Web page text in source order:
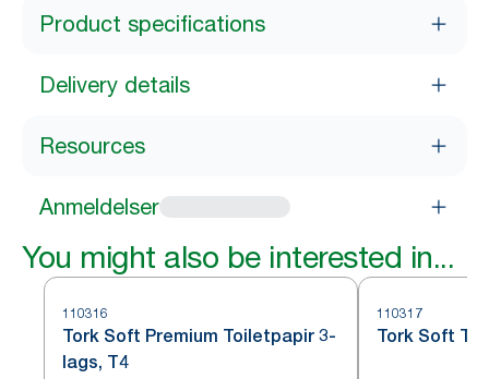
Product specifications
Delivery details
Resources
Anmeldelser
You might also be interested in...
110316
Tork Soft Premium Toiletpapir 3-
lags, T4
110317
Tork Soft